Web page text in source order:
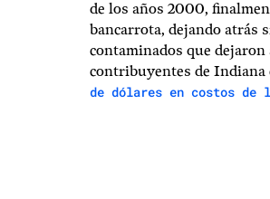
de los años 2000,
bancarrota, dejando atrás
contaminados que dejaron
contribuyentes de Indiana
de dólares en costos de